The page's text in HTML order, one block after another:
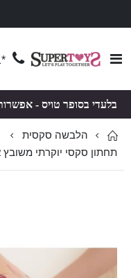
Toggle
*5061
בלעדי בסופר טויס -
הלבשה סקסית
תחתון סקסי יוקרתי
גלריית
גלריית